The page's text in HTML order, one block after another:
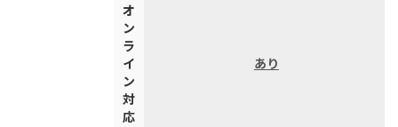
オ
ン
ラ
イ
ン
対
応
あり